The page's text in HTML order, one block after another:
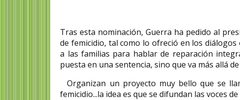
Tras esta nominación, Guerra ha pedido al
de femicidio, tal como lo ofreció en los
a las familias para hablar de reparación
puesta en una sentencia, sino que va más allá de
Organizan un proyecto muy bello que se
femicidio...la idea es que se difundan las voces